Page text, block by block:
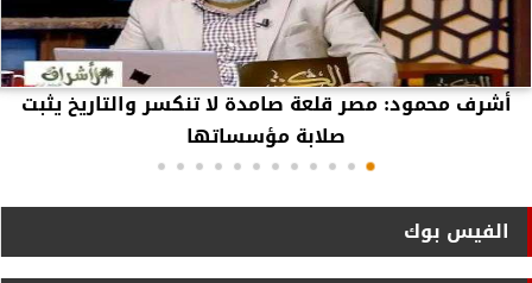
أشرف محمود: مصر قلعة صامدة لا تنكسر والتاريخ يثبت
صلابة مؤسساتها
الفيس بوك